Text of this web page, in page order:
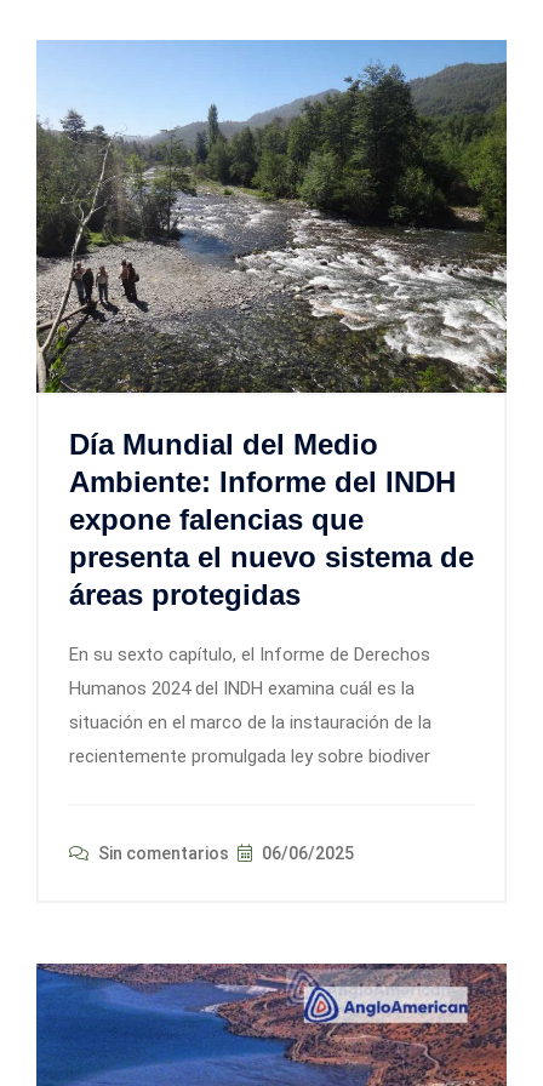
Día Mundial del Medio
Ambiente: Informe del INDH
expone falencias que
presenta el nuevo sistema de
áreas protegidas
En su sexto capítulo, el Informe de Derechos
Humanos 2024 del INDH examina cuál es la
situación en el marco de la instauración de la
recientemente promulgada ley sobre biodiver
Sin comentarios 06/06/2025